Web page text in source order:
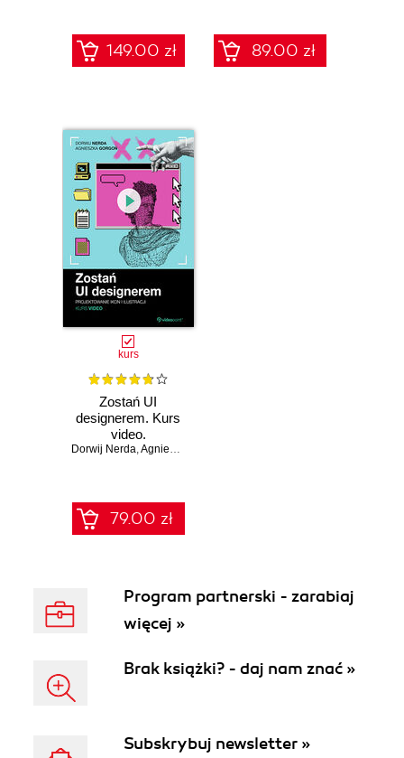
149.00 zł 89.00 zł
kurs
Zostań UI
designerem. Kurs
video.
Projektowanie ikon
Dorwij Nerda,Agnieszka Gorgoń
79.00 zł
Program partnerski - zarabiaj
więcej »
Brak książki? - daj nam znać »
Subskrybuj newsletter »